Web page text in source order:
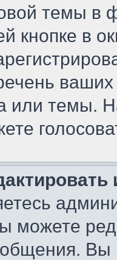
темы в
кнопке в
ваших
или темы.
можете
Вы